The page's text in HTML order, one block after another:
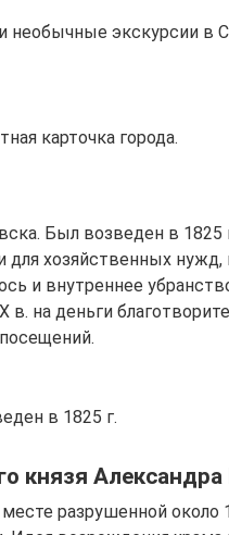
необычные экскурсии в
карточка города.
Был возведен в
хозяйственных нужд,
и внутреннее
в. на деньги
в 1825 г.
князя Александра
разрушенной около